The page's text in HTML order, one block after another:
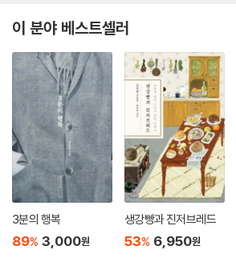
모든 일에는 이유가 있다
세월이 주는 지혜의 힘을 믿는다
삶의 흐름에 나를 맡긴다
때가 되면 이루어진다
의미 없는 시간은 없다
쉬어야 할 때를 알고 있다
이만하면 괜찮다
4장 주변을 둘러보고 함께하기
영감을 주는 사람이 되자
이 분야 베스트셀러
3분의 행복
89% 3,000원
생강빵과 진저브레드
53% 6,950원